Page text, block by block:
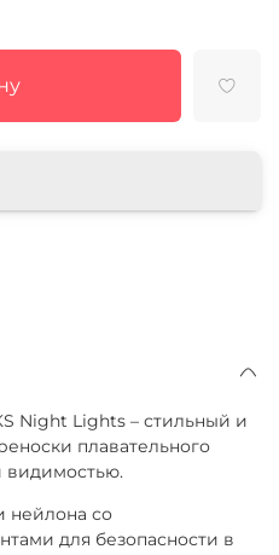
Night Lights – стильный и
плавательного
видимостью.
нейлона со
для безопасности в